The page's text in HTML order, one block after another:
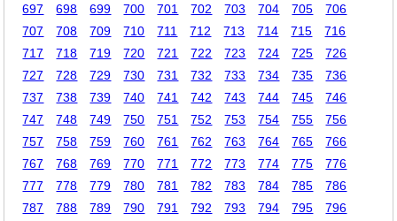
697
698 699 700 701 702 703 704 705
706
707
708 709 710 711 712 713 714 715
716
717
718 719 720 721 722 723 724 725
726
727
728 729 730 731 732 733 734 735
736
737
738 739 740 741 742 743 744 745
746
747
748 749 750 751 752 753 754 755
756
757
758 759 760 761 762 763 764 765
766
767
768 769 770 771 772 773 774 775
776
777
778 779 780 781 782 783 784 785
786
787
788 789 790 791 792 793 794 795
796